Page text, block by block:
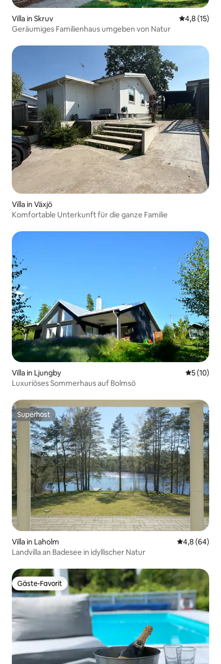
Villa in Skruv
4,8 (15)
Geräumiges Familienhaus umgeben von Natur
Villa in Växjö
Komfortable Unterkunft für die ganze Familie
Villa in Ljungby
5 (10)
Luxuriöses Sommerhaus auf Bolmsö
Superhost
Superhost
Villa in Laholm
4,8 (64)
Landvilla an Badesee in idyllischer Natur
Gäste-Favorit
Gäste-Favorit